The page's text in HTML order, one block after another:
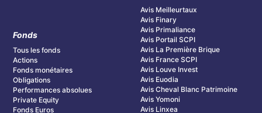
Fonds
Tous les fonds
Actions
Fonds monétaires
Obligations
Performances absolues
Private Equity
Fonds Euros
Avis Meilleurtaux
Avis Finary
Avis Primaliance
Avis Portail SCPI
Avis La Première Brique
Avis France SCPI
Avis Louve Invest
Avis Euodia
Avis Cheval Blanc Patrimoine
Avis Yomoni
Avis Linxea